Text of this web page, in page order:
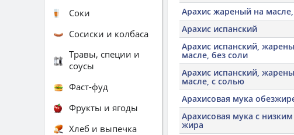
Арахис жареный на
Арахис испанский
Арахис испанский,
масле, без соли
Арахис испанский,
масле, с солью
Арахисовая мука
Арахисовая мука с
жира
Соки
Сосиски и колбаса
Травы, специи и
соусы
Фаст-фуд
Фрукты и ягоды
Хлеб и выпечка